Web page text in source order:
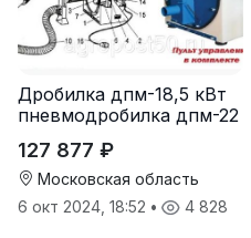
Дробилка дпм-18,5 кВт
пневмодробилка дпм-22
127 877 ₽
Московская область
6 окт 2024, 18:52 • 4 828